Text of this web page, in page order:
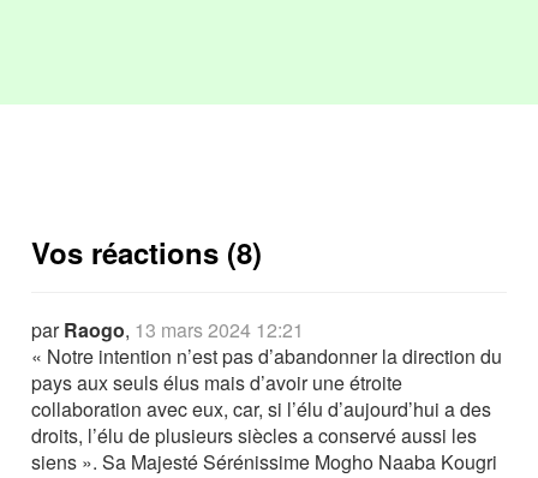
Vos réactions (8)
parRaogo, 13 mars 2024 12:21
« Notre intention n’est pas d’abandonner la direction du
pays aux seuls élus mais d’avoir une étroite
collaboration avec eux, car, si l’élu d’aujourd’hui a des
droits, l’élu de plusieurs siècles a conservé aussi les
siens ». Sa Majesté Sérénissime Mogho Naaba Kougri